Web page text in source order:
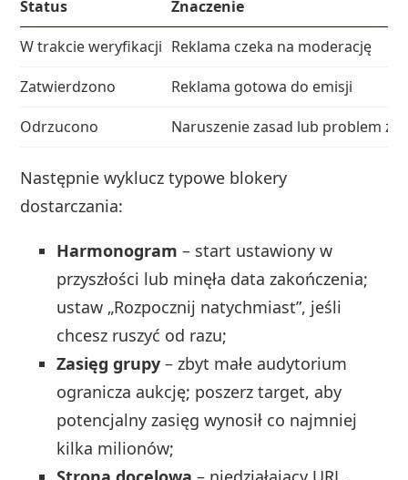
Status
Znaczenie
W trakcie weryfikacji Reklama czeka na moderację
Zatwierdzono
Reklama gotowa do emisji
Odrzucono
Naruszenie zasad lub problem z
Następnie wyklucz typowe blokery
dostarczania:
Harmonogram – start ustawiony w
przyszłości lub minęła data zakończenia;
ustaw „Rozpocznij natychmiast”, jeśli
chcesz ruszyć od razu;
Zasięg grupy – zbyt małe audytorium
ogranicza aukcję; poszerz target, aby
potencjalny zasięg wynosił co najmniej
kilka milionów;